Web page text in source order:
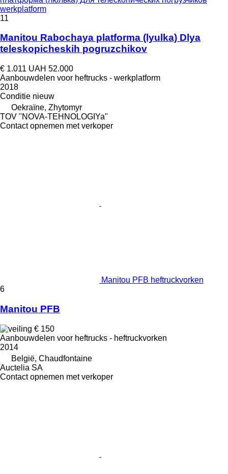
werkplatform
11
Manitou Rabochaya platforma (lyulka) Dlya
teleskopicheskih pogruzchikov
€ 1.011 UAH 52.000
Aanbouwdelen voor heftrucks - werkplatform
2018
Conditie nieuw
Oekraïne, Zhytomyr
TOV "NOVA-TEHNOLOGIYa"
Contact opnemen met verkoper
Manitou PFB heftruckvorken
6
Manitou PFB
€ 150
Aanbouwdelen voor heftrucks - heftruckvorken
2014
België, Chaudfontaine
Auctelia SA
Contact opnemen met verkoper